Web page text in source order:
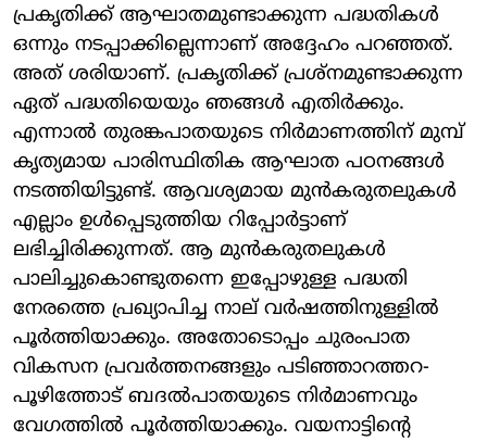
പ്രകൃതിക്ക് ആഘാതമുണ്ടാക്കുന്ന പദ്ധതികള്‍
ഒന്നും നടപ്പാക്കില്ലെന്നാണ് അദ്ദേഹം പറഞ്ഞത്.
അത് ശരിയാണ്. പ്രകൃതിക്ക് പ്രശ്‌നമുണ്ടാക്കുന്ന
ഏത് പദ്ധതിയെയും ഞങ്ങള്‍ എതിര്‍ക്കും.
എന്നാല്‍ തുരങ്കപാതയുടെ നിര്‍മാണത്തിന് മുമ്പ്
കൃത്യമായ പാരിസ്ഥിതിക ആഘാത പഠനങ്ങള്‍
നടത്തിയിട്ടുണ്ട്. ആവശ്യമായ മുന്‍കരുതലുകള്‍
എല്ലാം ഉള്‍പ്പെടുത്തിയ റിപ്പോര്‍ട്ടാണ്
ലഭിച്ചിരിക്കുന്നത്. ആ മുന്‍കരുതലുകള്‍
പാലിച്ചുകൊണ്ടുതന്നെ ഇപ്പോഴുള്ള പദ്ധതി
നേരത്തെ പ്രഖ്യാപിച്ച നാല് വര്‍ഷത്തിനുള്ളില്‍
പൂര്‍ത്തിയാക്കും. അതോടൊപ്പം ചുരംപാത
വികസന പ്രവര്‍ത്തനങ്ങളും പടിഞ്ഞാറത്തറ-
പൂഴിത്തോട് ബദല്‍പാതയുടെ നിര്‍മാണവും
വേഗത്തില്‍ പൂര്‍ത്തിയാക്കും. വയനാട്ടിന്റെ